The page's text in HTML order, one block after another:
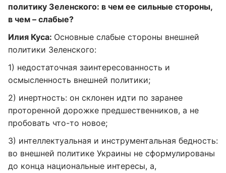
политику Зеленского: в чем ее сильные стороны,
в чем – слабые?
Илия Куса: Основные слабые стороны внешней
политики Зеленского:
1) недостаточная заинтересованность и
осмысленность внешней политики;
2) инертность: он склонен идти по заранее
проторенной дорожке предшественников, а не
пробовать что-то новое;
3) интеллектуальная и инструментальная бедность:
во внешней политике Украины не сформулированы
до конца национальные интересы, а,